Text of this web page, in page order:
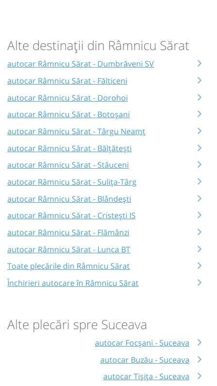
Alte destinații din Râmnicu Sărat
autocar Râmnicu Sărat - Dumbrăveni SV
autocar Râmnicu Sărat - Fălticeni
autocar Râmnicu Sărat - Dorohoi
autocar Râmnicu Sărat - Botoșani
autocar Râmnicu Sărat - Târgu Neamț
autocar Râmnicu Sărat - Bălțătești
autocar Râmnicu Sărat - Stăuceni
autocar Râmnicu Sărat - Sulița-Târg
autocar Râmnicu Sărat - Blândești
autocar Râmnicu Sărat - Cristești IS
autocar Râmnicu Sărat - Flămânzi
autocar Râmnicu Sărat - Lunca BT
Toate plecările din Râmnicu Sărat
Închirieri autocare în Râmnicu Sărat
Alte plecări spre Suceava
autocar Focșani - Suceava
autocar Buzău - Suceava
autocar Tișița - Suceava